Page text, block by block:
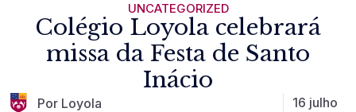
UNCATEGORIZED
Colégio Loyola celebrará
missa da Festa de Santo
Inácio
Por Loyola
16 julho